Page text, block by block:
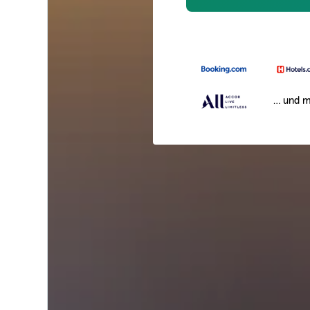
… und